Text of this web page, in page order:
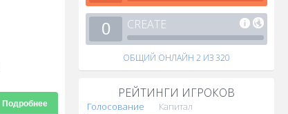
0 CREATE
ОБЩИЙ ОНЛАЙН 2 ИЗ 320
РЕЙТИНГИ ИГРОКОВ
Голосование Капитал
Подробнее